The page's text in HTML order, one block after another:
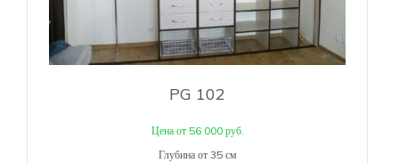
PG 102
Цена от 56 000 руб.
Глубина от 35 см